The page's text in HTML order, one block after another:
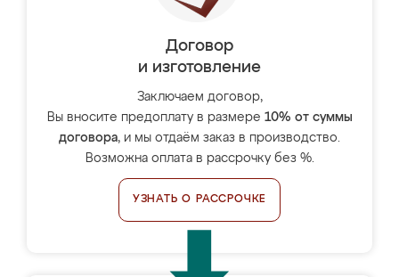
Договор
и изготовление
Заключаем договор,
Вы вносите предоплату в размере 10% от суммы
договора, и мы отдаём заказ в производство.
Возможна оплата в рассрочку без %.
УЗНАТЬ О РАССРОЧКЕ